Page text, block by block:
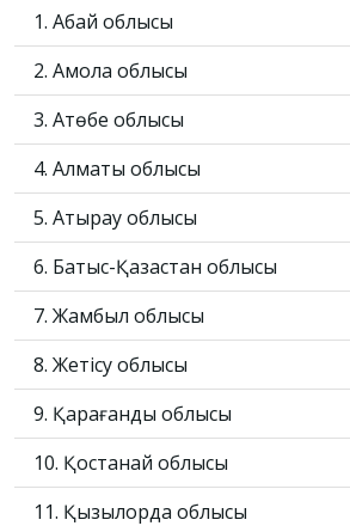
1. Абай облысы
2. Ақмола облысы
3. Ақтөбе облысы
4. Алматы облысы
5. Атырау облысы
6. Батыс-Қазақстан облысы
7. Жамбыл облысы
8. Жетісу облысы
9. Қарағанды облысы
10. Қостанай облысы
11. Қызылорда облысы